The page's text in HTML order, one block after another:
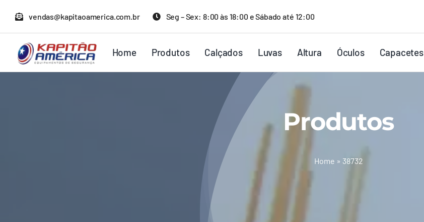
para
conteúdo
vendas@kapitaoamerica.com.br Seg – Sex: 8:00 às 18:00 e Sábado até 12:00
Home Produtos Calçados Luvas Altura Óculos Capacetes
Produtos
Home » 38732